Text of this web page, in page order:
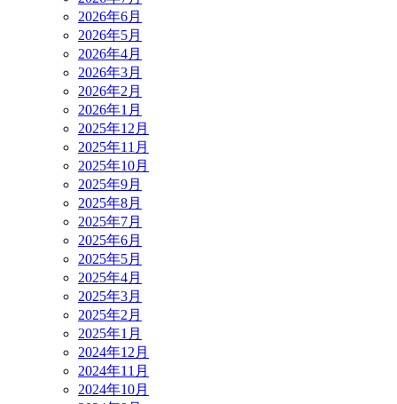
2026年6月
2026年5月
2026年4月
2026年3月
2026年2月
2026年1月
2025年12月
2025年11月
2025年10月
2025年9月
2025年8月
2025年7月
2025年6月
2025年5月
2025年4月
2025年3月
2025年2月
2025年1月
2024年12月
2024年11月
2024年10月